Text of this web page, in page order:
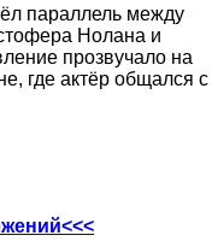
параллель между
Нолана и
прозвучало на
где актёр общался с